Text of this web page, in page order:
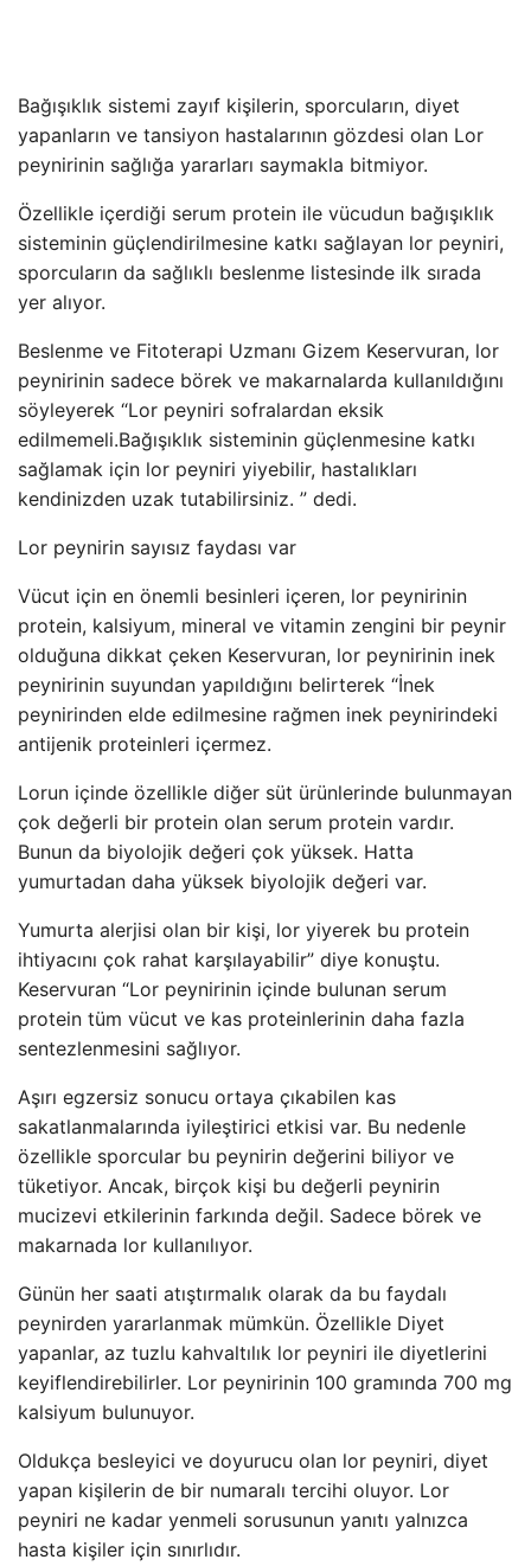
Bağışıklık sistemi zayıf kişilerin, sporcuların, diyet
yapanların ve tansiyon hastalarının gözdesi olan Lor
peynirinin sağlığa yararları saymakla bitmiyor.
Özellikle içerdiği serum protein ile vücudun bağışıklık
sisteminin güçlendirilmesine katkı sağlayan lor peyniri,
sporcuların da sağlıklı beslenme listesinde ilk sırada
yer alıyor.
Beslenme ve Fitoterapi Uzmanı Gizem Keservuran, lor
peynirinin sadece börek ve makarnalarda kullanıldığını
söyleyerek “Lor peyniri sofralardan eksik
edilmemeli.Bağışıklık sisteminin güçlenmesine katkı
sağlamak için lor peyniri yiyebilir, hastalıkları
kendinizden uzak tutabilirsiniz. ” dedi.
Lor peynirin sayısız faydası var
Vücut için en önemli besinleri içeren, lor peynirinin
protein, kalsiyum, mineral ve vitamin zengini bir peynir
olduğuna dikkat çeken Keservuran, lor peynirinin inek
peynirinin suyundan yapıldığını belirterek “İnek
peynirinden elde edilmesine rağmen inek peynirindeki
antijenik proteinleri içermez.
Lorun içinde özellikle diğer süt ürünlerinde bulunmayan
çok değerli bir protein olan serum protein vardır.
Bunun da biyolojik değeri çok yüksek. Hatta
yumurtadan daha yüksek biyolojik değeri var.
Yumurta alerjisi olan bir kişi, lor yiyerek bu protein
ihtiyacını çok rahat karşılayabilir” diye konuştu.
Keservuran “Lor peynirinin içinde bulunan serum
protein tüm vücut ve kas proteinlerinin daha fazla
sentezlenmesini sağlıyor.
Aşırı egzersiz sonucu ortaya çıkabilen kas
sakatlanmalarında iyileştirici etkisi var. Bu nedenle
özellikle sporcular bu peynirin değerini biliyor ve
tüketiyor. Ancak, birçok kişi bu değerli peynirin
mucizevi etkilerinin farkında değil. Sadece börek ve
makarnada lor kullanılıyor.
Günün her saati atıştırmalık olarak da bu faydalı
peynirden yararlanmak mümkün. Özellikle Diyet
yapanlar, az tuzlu kahvaltılık lor peyniri ile diyetlerini
keyiflendirebilirler. Lor peynirinin 100 gramında 700 mg
kalsiyum bulunuyor.
Oldukça besleyici ve doyurucu olan lor peyniri, diyet
yapan kişilerin de bir numaralı tercihi oluyor. Lor
peyniri ne kadar yenmeli sorusunun yanıtı yalnızca
hasta kişiler için sınırlıdır.